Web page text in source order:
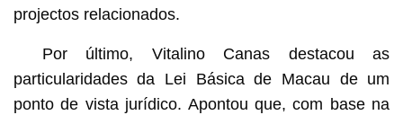
projectos relacionados.
Por último, Vitalino Canas destacou as
particularidades da Lei Básica de Macau de um
ponto de vista jurídico. Apontou que, com base na